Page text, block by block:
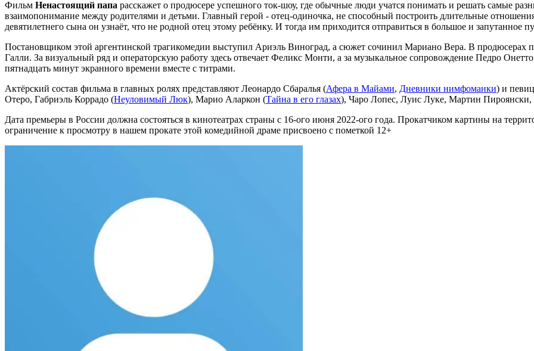
Фильм Ненастоящий папа расскажет о продюсере успешного ток-шоу, где обычные люди учатся понимать и решать самые
взаимопонимание между родителями и детьми. Главный герой - отец-одиночка, не способный построить длительные
девятилетнего сына он узнаёт, что не родной отец этому ребёнку. И тогда им приходится отправиться в большое и запутанное
Постановщиком этой аргентинской трагикомедии выступил Ариэль Виноград, а сюжет сочинил Мариано Вера. В продюсерах
Галли. За визуальный ряд и операторскую работу здесь отвечает Феликс Монти, а за музыкальное сопровождение Педро
пятнадцать минут экранного времени вместе с титрами.
Актёрский состав фильма в главных ролях представляют Леонардо Сбаралья (Афера в Майами, Дневники нимфоманки) и
Отеро, Габриэль Коррадо (Неуловимый Люк), Марио Аларкон (Тайна в его глазах), Чаро Лопес, Луис Луке, Мартин
Дата премьеры в России должна состояться в кинотеатрах страны с 16-ого июня 2022-ого года. Прокатчиком картины на
ограничение к просмотру в нашем прокате этой комедийной драме присвоено с пометкой 12+